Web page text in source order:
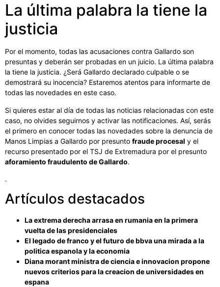
La última palabra la tiene la
justicia
Por el momento, todas las acusaciones contra Gallardo son
presuntas y deberán ser probadas en un juicio. La última palabra
la tiene la justicia. ¿Será Gallardo declarado culpable o se
demostrará su inocencia? Estaremos atentos para informarte de
todas las novedades en este caso.
Si quieres estar al día de todas las noticias relacionadas con este
caso, no olvides seguirnos y activar las notificaciones. Así, serás
el primero en conocer todas las novedades sobre la denuncia de
Manos Limpias a Gallardo por presunto fraude procesal y el
recurso presentado por el TSJ de Extremadura por el presunto
aforamiento fraudulento de Gallardo.
.
Artículos destacados
La extrema derecha arrasa en rumania en la primera
vuelta de las presidenciales
El legado de franco y el futuro de bbva una mirada a la
politica espanola y la economia
Diana morant ministra de ciencia e innovacion propone
nuevos criterios para la creacion de universidades en
espana